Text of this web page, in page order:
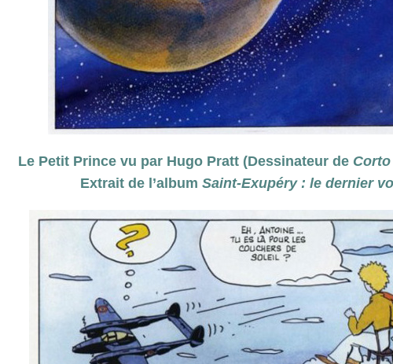
Le Petit Prince vu par Hugo Pratt (Dessinateur de
Extrait de l’album Saint-Exupéry : le dernier